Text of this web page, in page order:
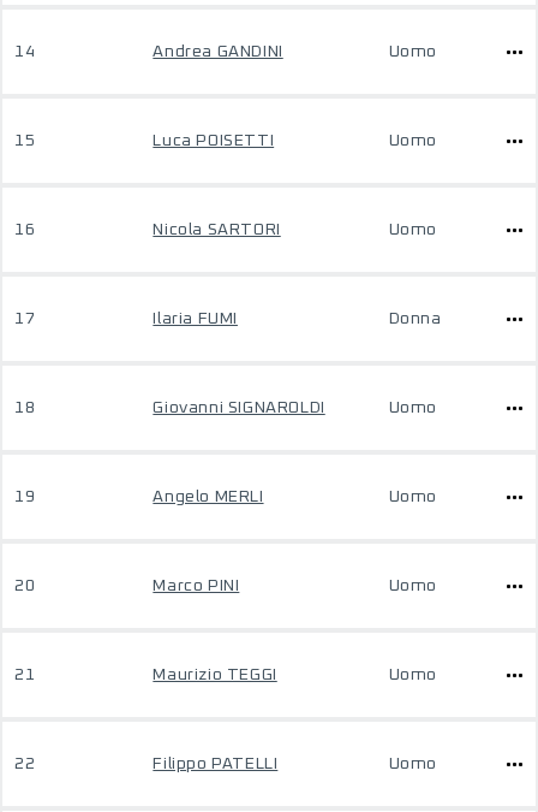
14 Andrea GANDINI Uomo
15 Luca POISETTI Uomo
16 Nicola SARTORI Uomo
17 Ilaria FUMI Donna
18 Giovanni SIGNAROLDI Uomo
19 Angelo MERLI Uomo
20 Marco PINI Uomo
21 Maurizio TEGGI Uomo
22 Filippo PATELLI Uomo